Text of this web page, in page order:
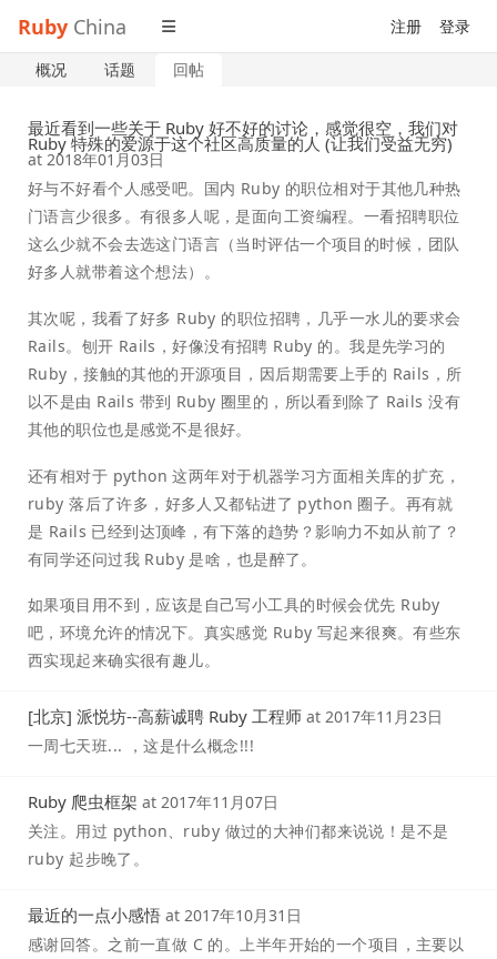
Ruby China 注册 登录
概况 话题 回帖
最近看到一些关于 Ruby 好不好的讨论，感觉很空，我们对
Ruby 特殊的爱源于这个社区高质量的人 (让我们受益无穷)
at 2018年01月03日
好与不好看个人感受吧。国内 Ruby 的职位相对于其他几种热
门语言少很多。有很多人呢，是面向工资编程。一看招聘职位
这么少就不会去选这门语言（当时评估一个项目的时候，团队
好多人就带着这个想法）。
其次呢，我看了好多 Ruby 的职位招聘，几乎一水儿的要求会
Rails。刨开 Rails，好像没有招聘 Ruby 的。我是先学习的
Ruby，接触的其他的开源项目，因后期需要上手的 Rails，所
以不是由 Rails 带到 Ruby 圈里的，所以看到除了 Rails 没有
其他的职位也是感觉不是很好。
还有相对于 python 这两年对于机器学习方面相关库的扩充，
ruby 落后了许多，好多人又都钻进了 python 圈子。再有就
是 Rails 已经到达顶峰，有下落的趋势？影响力不如从前了？
有同学还问过我 Ruby 是啥，也是醉了。
如果项目用不到，应该是自己写小工具的时候会优先 Ruby
吧，环境允许的情况下。真实感觉 Ruby 写起来很爽。有些东
西实现起来确实很有趣儿。
[北京] 派悦坊--高薪诚聘 Ruby 工程师 at 2017年11月23日
一周七天班... ，这是什么概念!!!
Ruby 爬虫框架 at 2017年11月07日
关注。用过 python、ruby 做过的大神们都来说说！是不是
ruby 起步晚了。
最近的一点小感悟 at 2017年10月31日
感谢回答。之前一直做 C 的。上半年开始的一个项目，主要以